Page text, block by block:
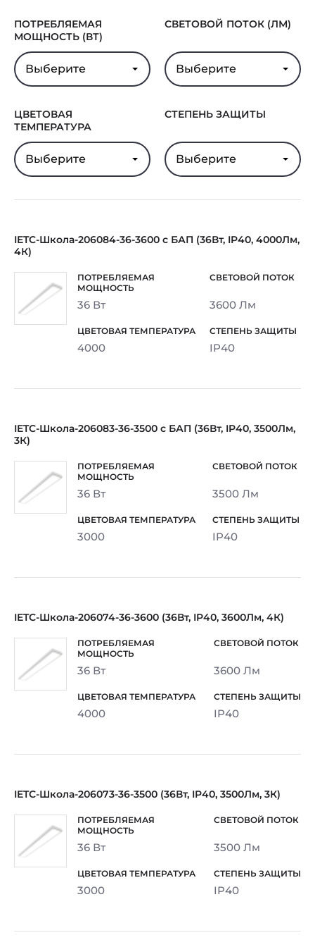
Гарантия 5 лет
ПОТРЕБЛЯЕМАЯ
МОЩНОСТЬ (ВТ)
Выберите
СВЕТОВОЙ ПОТОК (ЛМ)
Выберите
ЦВЕТОВАЯ
ТЕМПЕРАТУРА
Выберите
СТЕПЕНЬ ЗАЩИТЫ
Выберите
IETC-Школа-206084-36-3600 с БАП (36Вт, IP40, 4000Лм,
4К)
36 Вт 3600 Лм
4000 IP40
IETC-Школа-206083-36-3500 с БАП (36Вт, IP40, 3500Лм,
3К)
36 Вт 3500 Лм
3000 IP40
IETC-Школа-206074-36-3600 (36Вт, IP40, 3600Лм, 4К)
36 Вт 3600 Лм
4000 IP40
IETC-Школа-206073-36-3500 (36Вт, IP40, 3500Лм, 3К)
36 Вт 3500 Лм
3000 IP40